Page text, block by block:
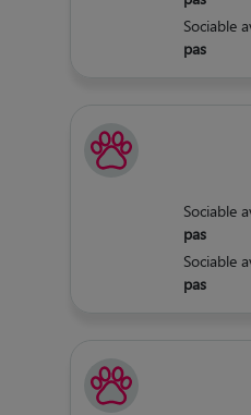
Sociable
pas
Sociable
pas
Sociable
pas